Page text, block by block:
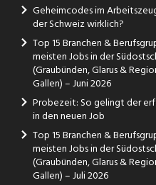
Geheimcodes im
der Schweiz wirklich?
Top 15 Branchen &
meisten Jobs in der
(Graubünden, Glarus &
Gallen) – Juni 2026
Probezeit: So gelingt der
in den neuen Job
Top 15 Branchen &
meisten Jobs in der
(Graubünden, Glarus &
Gallen) – Juli 2026